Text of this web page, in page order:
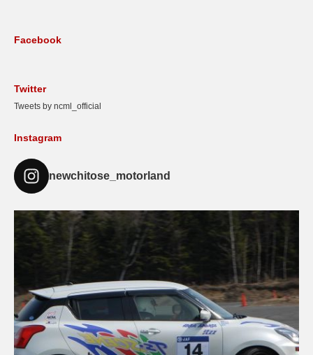
Facebook
Twitter
Tweets by ncml_official
Instagram
newchitose_motorland